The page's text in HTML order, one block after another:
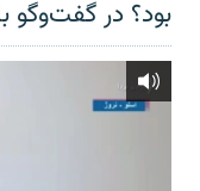
بود؟ در گفت‌وگو